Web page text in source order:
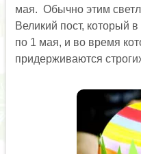
мая. Обычно этим
Великий пост, который
по 1 мая, и во время
придерживаются